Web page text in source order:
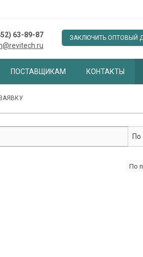
ЗАКЛЮЧИТЬ ОПТОВЫЙ
63-89-87
ПОСТАВЩИКАМ КОНТАКТЫ